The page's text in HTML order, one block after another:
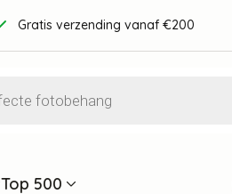
Gratis verzending vanaf €200
Top 500